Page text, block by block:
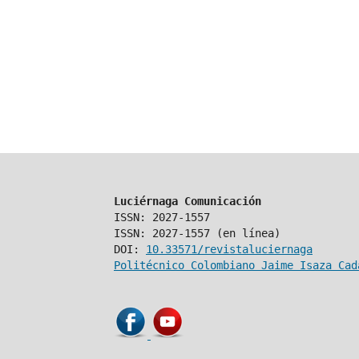
Luciérnaga Comunicación
ISSN: 2027-1557
ISSN: 2027-1557 (en línea)
DOI: 10.33571/revistaluciernaga
Politécnico Colombiano Jaime Isaza